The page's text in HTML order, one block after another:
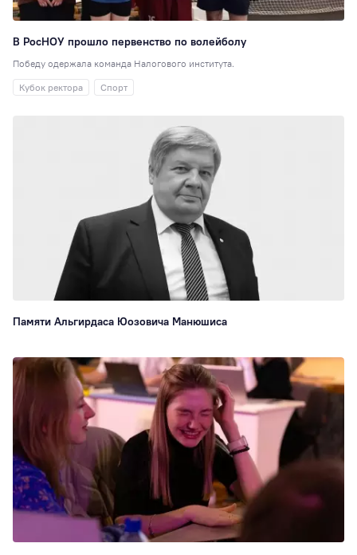
В РосНОУ прошло первенство по волейболу
Победу одержала команда Налогового института.
Кубок ректора
Спорт
Памяти Альгирдаса Юозовича Манюшиса